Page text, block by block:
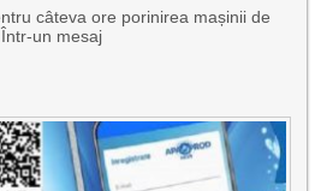
câteva ore porinirea mașinii de
un mesaj